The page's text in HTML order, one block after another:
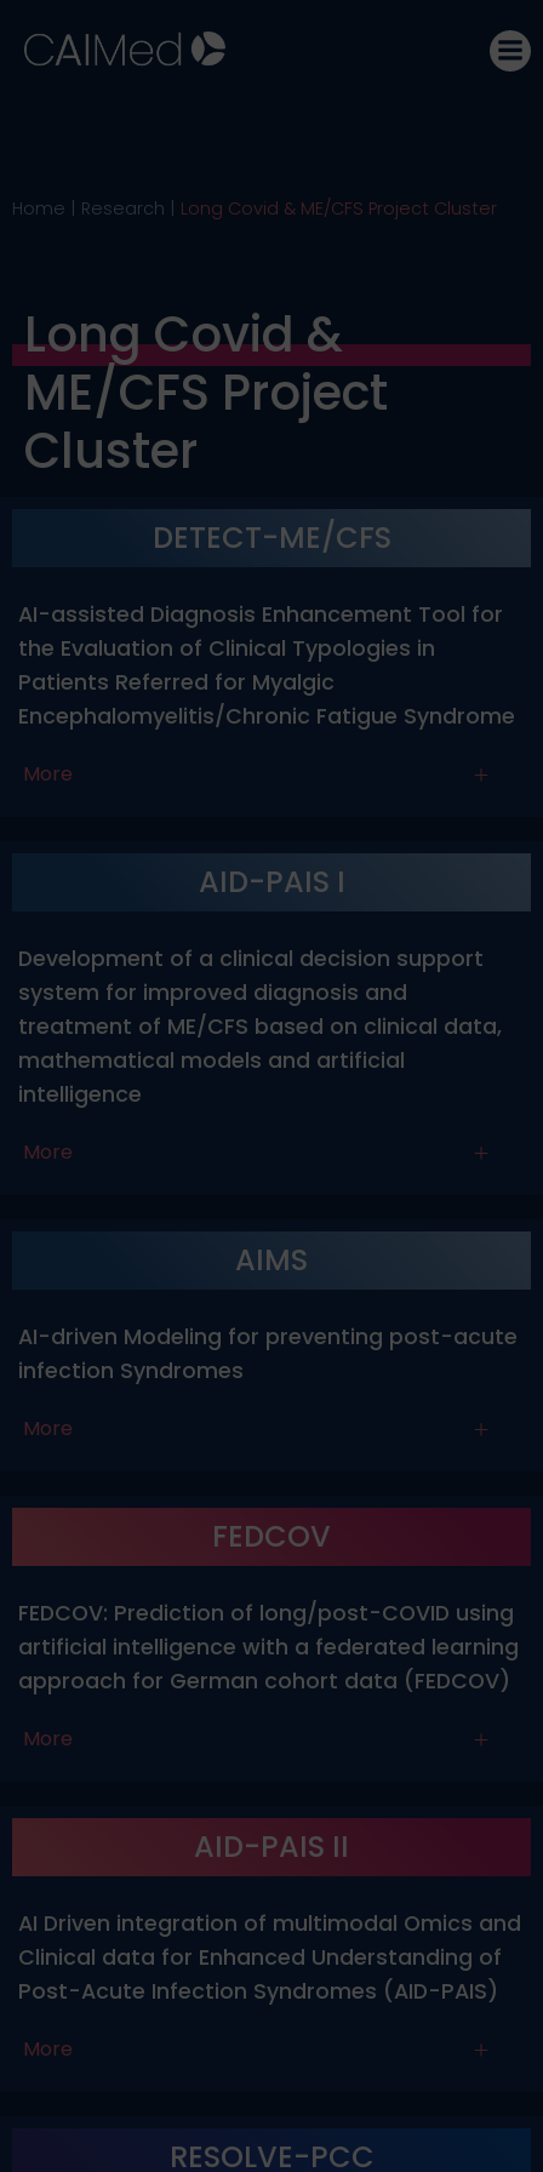
Home Research Long Covid & ME/CFS Project Cluster
Long Covid &
ME/CFS Project
Cluster
DETECT-ME/CFS
AI-assisted Diagnosis Enhancement Tool for
the Evaluation of Clinical Typologies in
Patients Referred for Myalgic
Encephalomyelitis/Chronic Fatigue Syndrome
More
AID-PAIS I
Development of a clinical decision support
system for improved diagnosis and
treatment of ME/CFS based on clinical data,
mathematical models and artificial
intelligence
More
AIMS
AI-driven Modeling for preventing post-acute
infection Syndromes
More
FEDCOV
FEDCOV: Prediction of long/post-COVID using
artificial intelligence with a federated learning
approach for German cohort data (FEDCOV)
More
AID-PAIS II
AI Driven integration of multimodal Omics and
Clinical data for Enhanced Understanding of
Post-Acute Infection Syndromes (AID-PAIS)
More
RESOLVE-PCC